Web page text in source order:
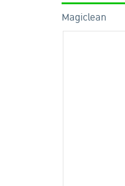
Magiclean